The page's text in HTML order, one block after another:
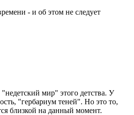
- и об этом не следует
мир" этого детства. У
"гербариум теней". Но это то,
близкой на данный момент.